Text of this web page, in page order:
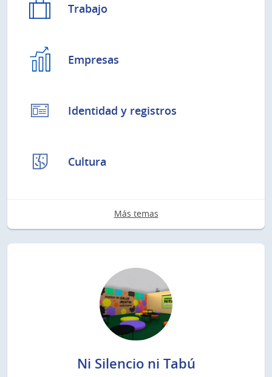
Trabajo
Empresas
Identidad y registros
Cultura
Más temas
Ni Silencio ni Tabú